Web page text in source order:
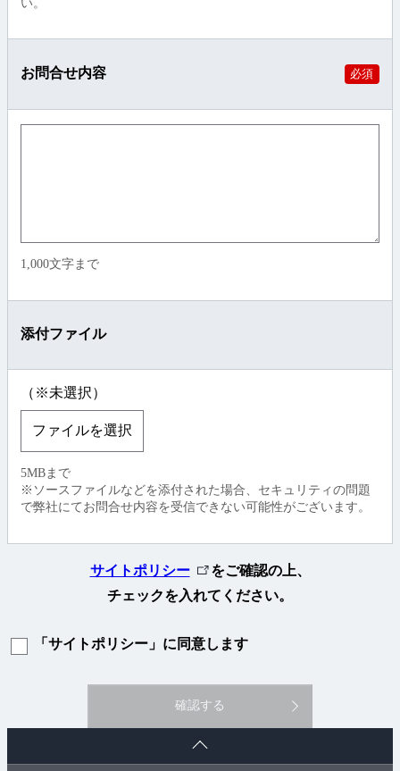
お問合せ内容 必須
1,000文字まで
添付ファイル
（※未選択）
ファイルを選択
5MBまで
※ソースファイルなどを添付された場合、セキュリティの問題
で弊社にてお問合せ内容を受信できない可能性がございます。
サイトポリシー
外
部
ン
をご確認の上、
チェックを入れてください。
「サイトポリシー」に同意します
確認する